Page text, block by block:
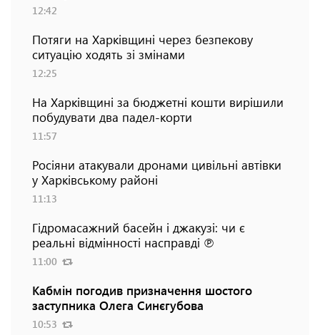
12:42
Потяги на Харківщині через безпекову
ситуацію ходять зі змінами
12:25
На Харківщині за бюджетні кошти вирішили
побудувати два падел-корти
11:57
Росіяни атакували дронами цивільні автівки
у Харківському районі
11:13
Гідромасажний басейн і джакузі: чи є
реальні відмінності насправді ℗
11:00
Кабмін погодив призначення шостого
заступника Олега Синєгубова
10:53